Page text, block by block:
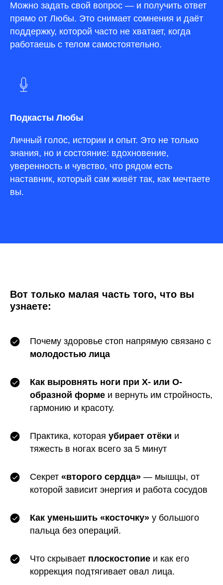
Можно задать свой вопрос — и получить ответ
прямо от Любы. Это снимает сомнения и даёт
поддержку, которой часто не хватает, когда
работаешь с телом самостоятельно.
Подкасты Любы
Личный голос, истории и опыт. Это не только
знания, но и состояние: вдохновение,
уверенность и чувство, что рядом есть
наставник, который сам живёт так, как мечтаете
вы.
Вот только малая часть того, что вы
узнаете:
Почему здоровье стоп напрямую связано с
молодостью лица
Как выровнять ноги при X- или O-
образной форме и вернуть им стройность,
гармонию и красоту.
Практика, которая убирает отёки и
тяжесть в ногах всего за 5 минут
Секрет «второго сердца» — мышцы, от
которой зависит энергия и работа сосудов
Как уменьшить «косточку» у большого
пальца без операций.
Что скрывает плоскостопие и как его
коррекция подтягивает овал лица.